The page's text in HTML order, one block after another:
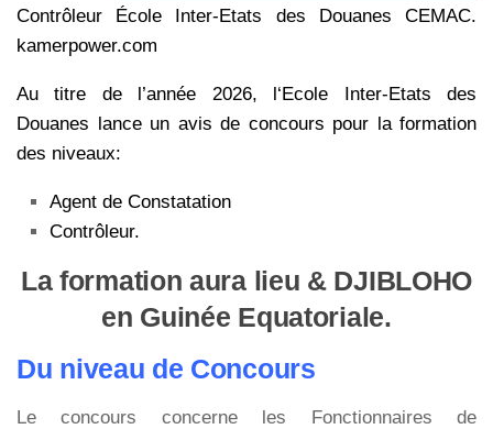
Contrôleur École Inter-Etats des Douanes CEMAC.
kamerpower.com
Au titre de l’année 2026, l‘Ecole Inter-Etats des
Douanes lance un avis de concours pour la formation
des niveaux:
Agent de Constatation
Contrôleur.
La formation aura lieu & DJIBLOHO
en Guinée Equatoriale.
Du niveau de Concours
Le concours concerne les Fonctionnaires de